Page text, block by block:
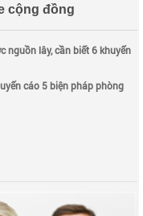
cộng đồng
nguồn lây, cần biết 6 khuyến
cáo 5 biện pháp phòng